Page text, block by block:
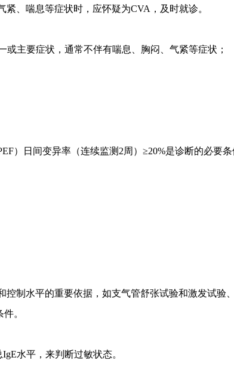
、喘息等症状时，应怀疑为CVA，及时就诊。
主要症状，通常不伴有喘息、胸闷、气紧等症状；
）日间变异率（连续监测2周）≥20%是诊断的必要条
制水平的重要依据，如支气管舒张试验和激发试验
。
水平，来判断过敏状态。